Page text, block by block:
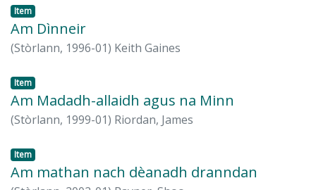
Item
Am Dìnneir
(Stòrlann, 1996-01) Keith Gaines
Item
Am Madadh-allaidh agus na Minn
(Stòrlann, 1999-01) Riordan, James
Item
Am mathan nach dèanadh dranndan